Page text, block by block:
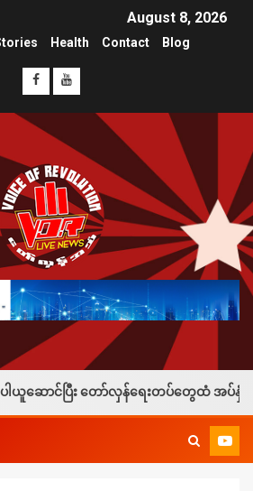
August 8, 2026
Health Contact Blog
ော်လှန်ရေးတပ်တွေထံ အပ်နှံလို့ သိန်းတစ်ရာ